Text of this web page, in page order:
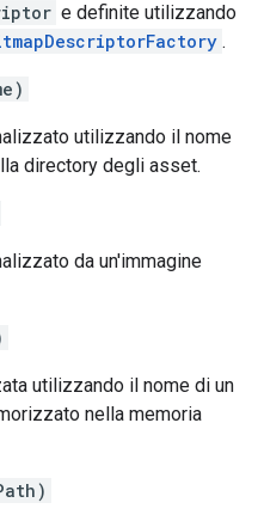
e definite utilizzando
.
utilizzando il nome
directory degli asset.
da un'immagine
utilizzando il nome di un
nella memoria